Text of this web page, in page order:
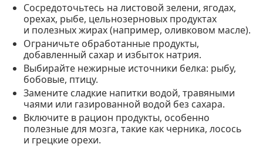
Сосредоточьтесь на листовой зелени, ягодах,
орехах, рыбе, цельнозерновых продуктах
и полезных жирах (например, оливковом масле).
Ограничьте обработанные продукты,
добавленный сахар и избыток натрия.
Выбирайте нежирные источники белка: рыбу,
бобовые, птицу.
Замените сладкие напитки водой, травяными
чаями или газированной водой без сахара.
Включите в рацион продукты, особенно
полезные для мозга, такие как черника, лосось
и грецкие орехи.